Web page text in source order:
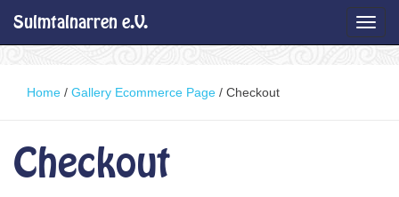
Sulmtalnarren e.V.
Home / Gallery Ecommerce Page / Checkout
Checkout